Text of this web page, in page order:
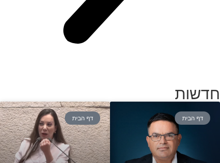
חדשות
דף הבית דף הבית